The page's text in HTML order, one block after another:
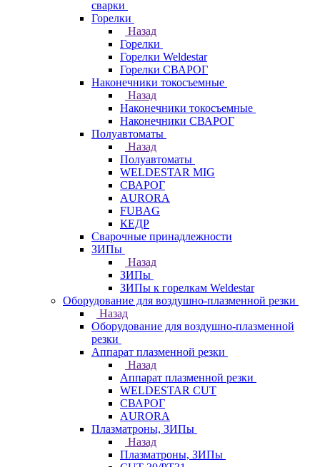
сварки
Горелки
Назад
Горелки
Горелки Weldestar
Горелки СВАРОГ
Наконечники токосъемные
Назад
Наконечники токосъемные
Наконечники СВАРОГ
Полуавтоматы
Назад
Полуавтоматы
WELDESTAR MIG
СВАРОГ
AURORA
FUBAG
КЕДР
Сварочные принадлежности
ЗИПы
Назад
ЗИПы
ЗИПы к горелкам Weldestar
Оборудование для воздушно-плазменной резки
Назад
Оборудование для воздушно-плазменной
резки
Аппарат плазменной резки
Назад
Аппарат плазменной резки
WELDESTAR CUT
СВАРОГ
AURORA
Плазматроны, ЗИПы
Назад
Плазматроны, ЗИПы